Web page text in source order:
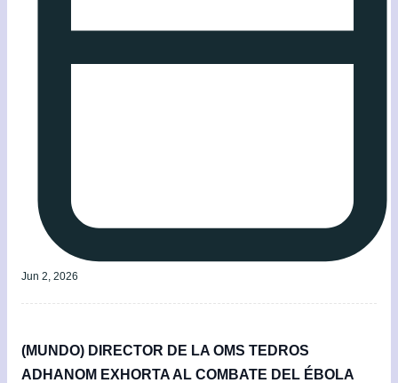
Jun 2, 2026
(MUNDO) DIRECTOR DE LA OMS TEDROS
ADHANOM EXHORTA AL COMBATE DEL ÉBOLA